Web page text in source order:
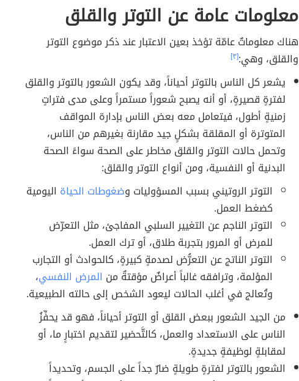
معلومات عامة عن التوتر والقلق
هناك معلوماتٌ عامّة تؤخذ بعين الاعتبار عند ذكر موضوع التوتر
والقلق، وهي:[٣]
يشعر كل الناس بالتوتر أحياناً، وقد يكون الشعور بالتوتر والقلق
لفترةٍ قصيرةٍ، أو أنه يصبح شعوراً مستمراً وعلى مدى فتراتٍ
زمنيةٍ أطول، فيتعامل معه بعض الناس بإدارة المواقف
المتوترة أو المقلقة بشكلٍ جيد مقارنة بغيرهم من الناس،
وتحمل حالات التوتر والقلق مخاطر على الصحة سواءً الصحة
البدنية أو النفسية، ومن أنواع التوتر والقلق:
التوتر الروتيني بسبب المسؤوليات وضغوطات الحياة اليومية
كضغط العمل.
التوتر الناجم عن التغيير السلبي المفاجئ، مثل التعرّض
للمرض أو المرور بتجربة طلاق، أو ترك العمل.
التوتر الناتج عن التعرُّض لصدمةٍ كبيرةٍ، كالحوادث أو التجارب
المؤلمة، وترافقه غالباً أعراضٌ مؤقتةٌ من المرض النفسي،
وتُعالج في أغلب الحالات ليعود الشخص إلى حالته الطبيعية.
من الجيد الشعور ببعض القلق أو التوتر أحياناً، فهو قد يحفِّزُ
الناس على الاستعداد والعمل، كالتَّحضير لتقديم اختبارٍ ما، أو
لمقابلةٍ لوظيفةٍ جديدةٍ.
الشعور بالتوتر لفترةٍ طويلةٍ ضارٌ جداً على الجسم، وتحديداً